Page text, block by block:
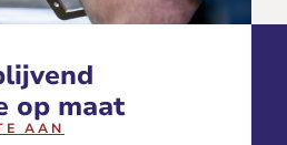
op maat
AAN